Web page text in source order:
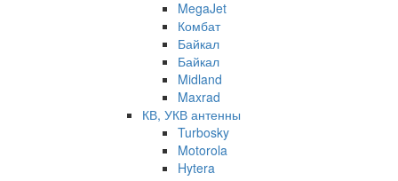
MegaJet
Комбат
Байкал
Байкал
Midland
Maxrad
КВ, УКВ антенны
Turbosky
Motorola
Hytera